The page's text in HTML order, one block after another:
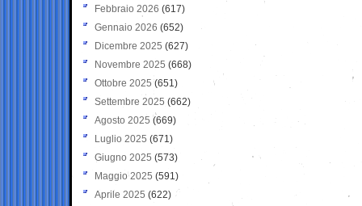
Febbraio 2026 (617)
Gennaio 2026 (652)
Dicembre 2025 (627)
Novembre 2025 (668)
Ottobre 2025 (651)
Settembre 2025 (662)
Agosto 2025 (669)
Luglio 2025 (671)
Giugno 2025 (573)
Maggio 2025 (591)
Aprile 2025 (622)